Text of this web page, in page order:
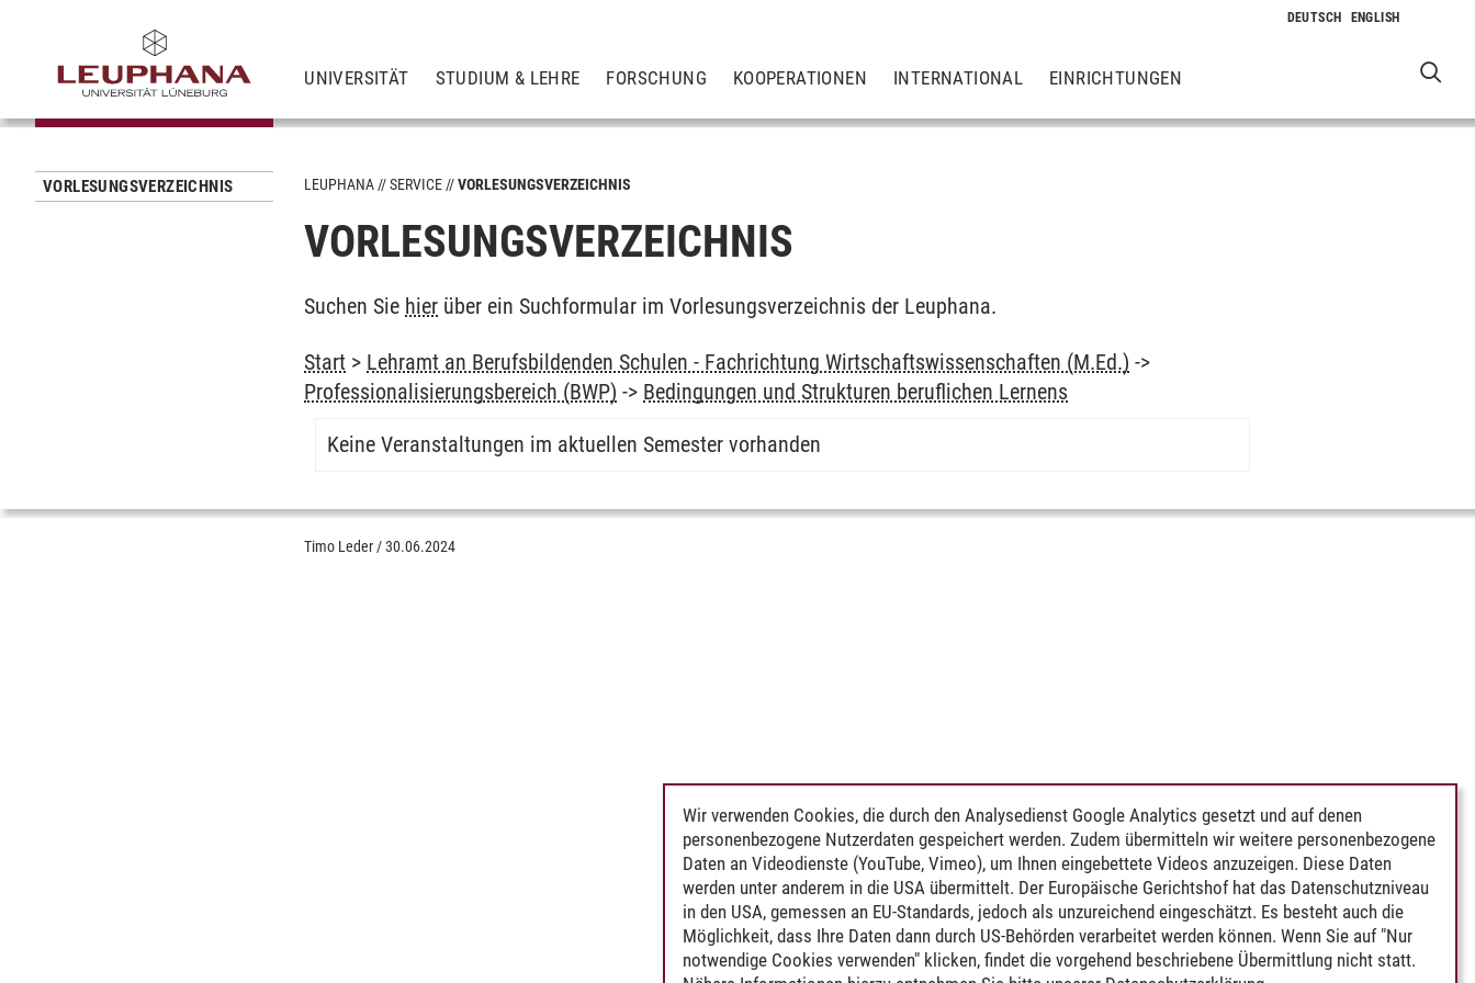
UNIVERSITÄT STUDIUM & LEHRE FORSCHUNG KOOPERATIONEN INTERNATIONAL EINRICHTUNGEN
VORLESUNGSVERZEICHNIS LEUPHANA SERVICE VORLESUNGSVERZEICHNIS
VORLESUNGSVERZEICHNIS
Suchen Sie hier über ein Suchformular im Vorlesungsverzeichnis der Leuphana.
Start > Lehramt an Berufsbildenden Schulen - Fachrichtung Wirtschaftswissenschaften (M.Ed.) ->
Professionalisierungsbereich (BWP) -> Bedingungen und Strukturen beruflichen Lernens
Keine Veranstaltungen im aktuellen Semester vorhanden
Timo Leder /30.06.2024
Wir verwenden Cookies, die durch den Analysedienst Google Analytics gesetzt und auf denen
personenbezogene Nutzerdaten gespeichert werden. Zudem übermitteln wir weitere personenbezogene
Daten an Videodienste (YouTube, Vimeo), um Ihnen eingebettete Videos anzuzeigen. Diese Daten
werden unter anderem in die USA übermittelt. Der Europäische Gerichtshof hat das Datenschutzniveau
in den USA, gemessen an EU-Standards, jedoch als unzureichend eingeschätzt. Es besteht auch die
Möglichkeit, dass Ihre Daten dann durch US-Behörden verarbeitet werden können. Wenn Sie auf "Nur
notwendige Cookies verwenden" klicken, findet die vorgehend beschriebene Übermittlung nicht statt.